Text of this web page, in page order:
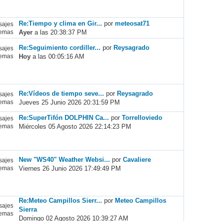
Re:Tiempo y clima en Gir... pormeteosat71
Ayer a las 20:38:37 PM
Re:Seguimiento cordiller... por Reysagrado
Hoy a las 00:05:16 AM
Re:Vídeos de tiempo seve... porReysagrado
Jueves 25 Junio 2026 20:31:59 PM
Re:SuperTifón DOLPHIN Ca... porTorrelloviedo
Miércoles 05 Agosto 2026 22:14:23 PM
New "WS40" Weather Websi... porCavaliere
Viernes 26 Junio 2026 17:49:49 PM
Re:Meteo Campillos Sierr... por Meteo Campillos
Sierra
Domingo 02 Agosto 2026 10:39:27 AM